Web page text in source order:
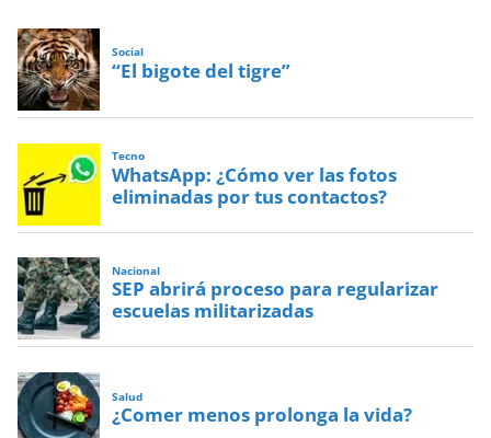
Social
“El bigote del tigre”
Tecno
WhatsApp: ¿Cómo ver las fotos
eliminadas por tus contactos?
Nacional
SEP abrirá proceso para regularizar
escuelas militarizadas
Salud
¿Comer menos prolonga la vida?